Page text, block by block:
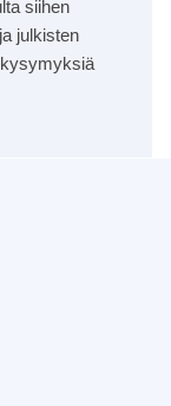
siihen
julkisten